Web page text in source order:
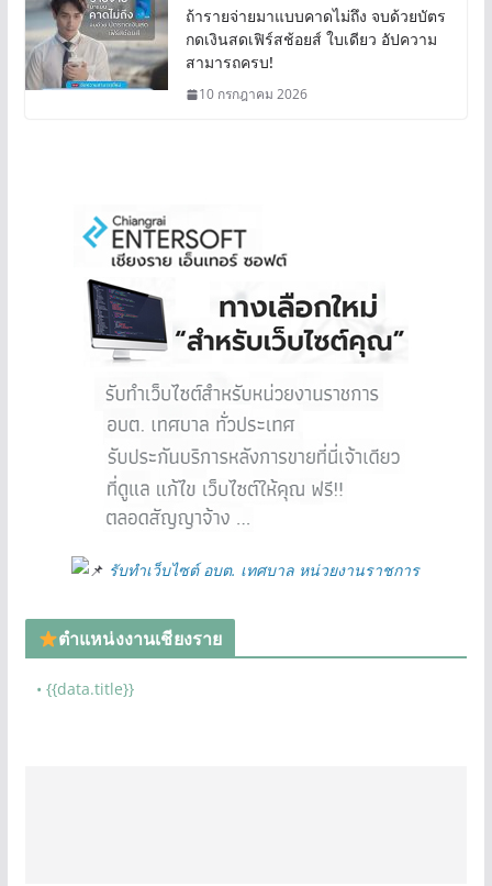
ถ้ารายจ่ายมาแบบคาดไม่ถึง จบด้วยบัตร
กดเงินสดเฟิร์สช้อยส์ ใบเดียว อัปความ
สามารถครบ!
10 กรกฎาคม 2026
รับทำเว็บไซต์ อบต. เทศบาล หน่วยงานราชการ
ตำแหน่งงานเชียงราย
• {{data.title}}